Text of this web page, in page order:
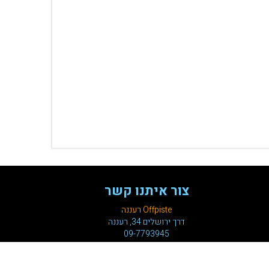
צור איתנו קשר
Offpiste רעננה
דרך ירושלים 34, רעננה
09-7793945